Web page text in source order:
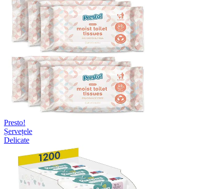
Presto!
Șervețele
Delicate